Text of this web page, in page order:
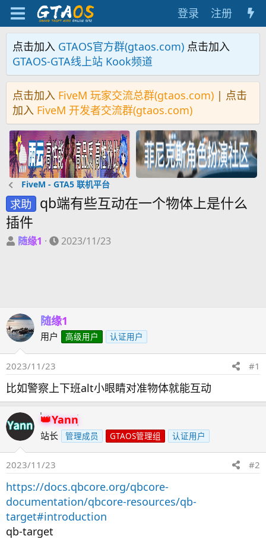
登录 注册
点击加入 GTAOS官方群(gtaos.com) 点击加入
GTAOS-GTA线上站 Kook频道
点击加入 FiveM 玩家交流总群(gtaos.com) | 点击
加入 FiveM 开发者交流群(gtaos.com)
FiveM - GTA5 联机平台
求助
qb端有些互动在一个物体上是什么
插件
主
随缘1
开
2023/11/23
随缘1
用户 高级用户 认证用户
2023/11/23 #1
比如警察上下班alt小眼睛对准物体就能互动
Yann
站长 管理成员 GTAOS管理组 认证用户
2023/11/23 #2
https://docs.qbcore.org/qbcore-
documentation/qbcore-resources/qb-
target#introduction
qb-target